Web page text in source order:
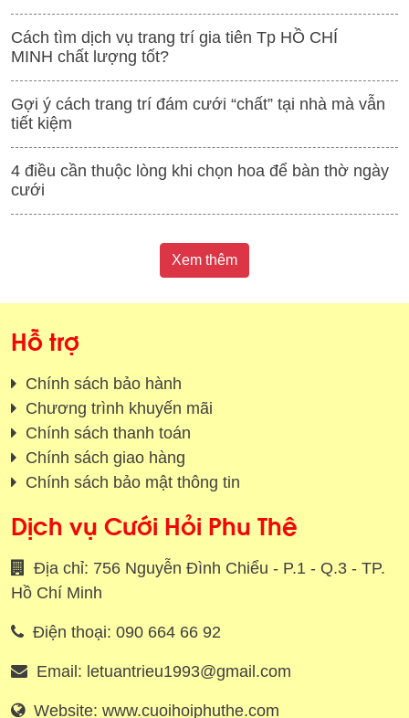
Cách tìm dịch vụ trang trí gia tiên Tp HỒ CHÍ
MINH chất lượng tốt?
Gợi ý cách trang trí đám cưới “chất” tại nhà mà vẫn
tiết kiệm
4 điều cần thuộc lòng khi chọn hoa để bàn thờ ngày
cưới
Xem thêm
Hỗ trợ
Chính sách bảo hành
Chương trình khuyến mãi
Chính sách thanh toán
Chính sách giao hàng
Chính sách bảo mật thông tin
Dịch vụ Cưới Hỏi Phu Thê
Địa chỉ: 756 Nguyễn Đình Chiểu - P.1 - Q.3 - TP.
Hồ Chí Minh
Điện thoại: 090 664 66 92
Email: letuantrieu1993@gmail.com
Website: www.cuoihoiphuthe.com